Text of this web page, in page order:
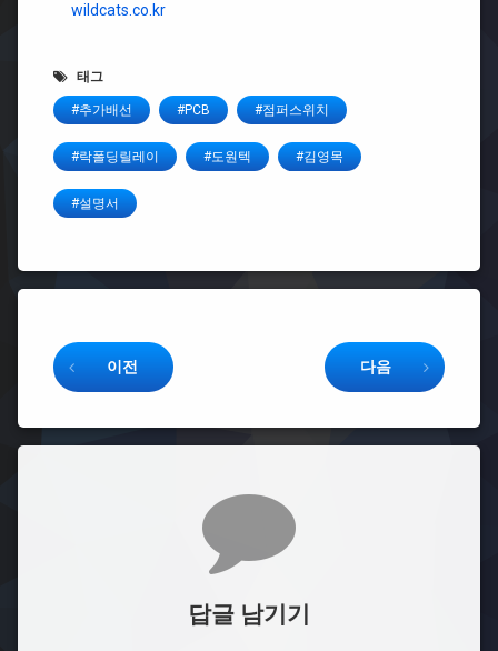
wildcats.co.kr
태그
#추가배선 #PCB #점퍼스위치
#락폴딩릴레이 #도원텍 #김영목
#설명서
이전 다음
답글 남기기